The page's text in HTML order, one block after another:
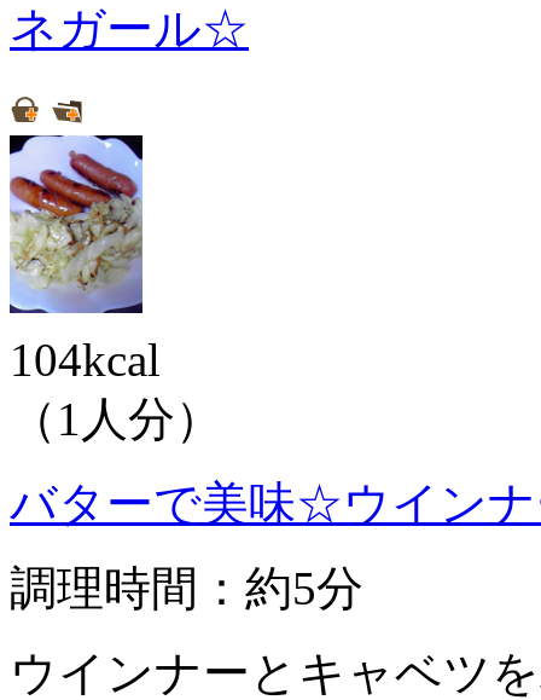
ネガール☆
104kcal
（1人分）
バターで美味☆ウイン
調理時間：約5分
ウインナーとキャベツ